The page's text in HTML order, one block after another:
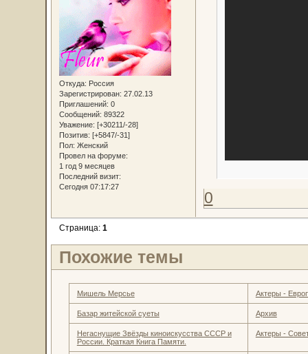
Откуда: Россия
Зарегистрирован: 27.02.13
Приглашений: 0
Сообщений: 89322
Уважение: [+30211/-28]
Позитив: [+5847/-31]
Пол: Женский
Провел на форуме:
1 год 9 месяцев
Последний визит:
Сегодня 07:17:27
0
Страница: 1
Похожие темы
Мишель Мерсье Актеры -
Базар житейской суеты Архив
Негаснущие Звёзды киноискусства СССР и
России. Краткая Книга Памяти.
Актеры -